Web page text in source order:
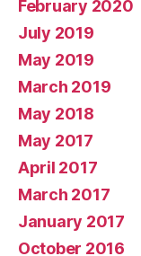
February 2020
July 2019
May 2019
March 2019
May 2018
May 2017
April 2017
March 2017
January 2017
October 2016